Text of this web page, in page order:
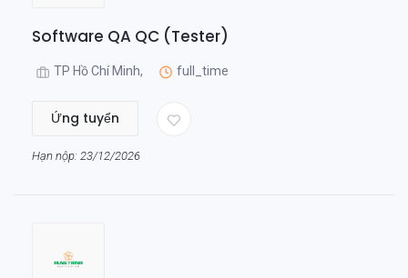
Software QA QC (Tester)
TP Hồ Chí Minh, full_time
Ứng tuyển
Hạn nộp: 23/12/2026